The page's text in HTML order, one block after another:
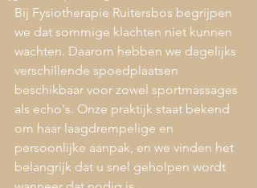
Bij Fysiotherapie Ruitersbos begrijpen
we dat sommige klachten niet kunnen
wachten. Daarom hebben we dagelijks
verschillende spoedplaatsen
beschikbaar voor zowel sportmassages
als echo's. Onze praktijk staat bekend
om haar laagdrempelige en
persoonlijke aanpak, en we vinden het
belangrijk dat u snel geholpen wordt